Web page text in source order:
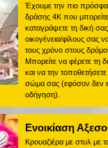
Έχουμε την πιο
δράσης 4K που μπορείτε
καταγράψετε τη δική
οικογένεια/φίλους σας
τους χρόνο στους
Μπορείτε να φέρετε τη
και να την
σώμα σας (εφόσον δεν
οδήγηση).
Ενοικίαση
Κρουαζιέρα με στυλ με